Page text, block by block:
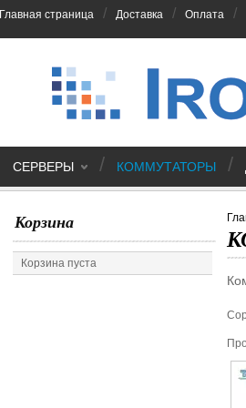
Главная страница / Доставка / Оплата /
СЕРВЕРЫ / КОММУТАТОРЫ /
Корзина
Корзина пуста